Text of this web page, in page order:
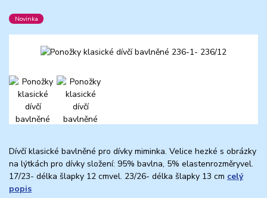
Novinka
Dívčí klasické bavlněné pro dívky miminka. Velice hezké s obrázky
na lýtkách pro dívky složení: 95% bavlna, 5% elastenrozměryvel.
17/23- délka šlapky 12 cmvel. 23/26- délka šlapky 13 cm celý
popis